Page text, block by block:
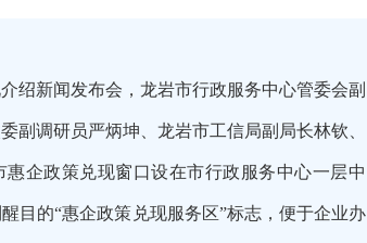
新闻发布会，龙岩市行政服务中心管委会副
副调研员严炳坤、龙岩市工信局副局长林钦、
政策兑现窗口设在市行政服务中心一层中
目的“惠企政策兑现服务区”标志，便于企业办